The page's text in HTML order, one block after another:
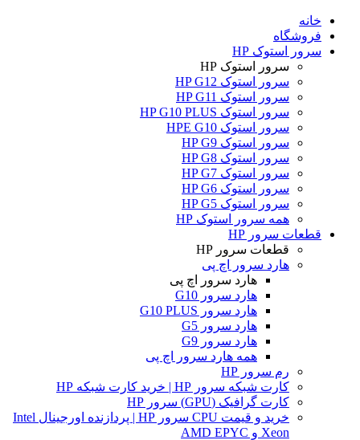
خانه
فروشگاه
سرور استوک HP
سرور استوک HP
سرور استوک HP G12
سرور استوک HP G11
سرور استوک HP G10 PLUS
سرور استوک HPE G10
سرور استوک HP G9
سرور استوک HP G8
سرور استوک HP G7
سرور استوک HP G6
سرور استوک HP G5
همه سرور استوک HP
قطعات سرور HP
قطعات سرور HP
هارد سرور اچ پی
هارد سرور اچ پی
هارد سرور G10
هارد سرور G10 PLUS
هارد سرور G5
هارد سرور G9
همه هارد سرور اچ پی
رم سرور HP
کارت شبکه سرور HP | خرید کارت شبکه HP
کارت گرافیک (GPU) سرور HP
خرید و قیمت CPU سرور HP | پردازنده اورجینال Intel
Xeon و AMD EPYC